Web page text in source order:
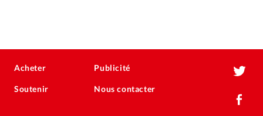
Acheter
Soutenir
Publicité
Nous contacter